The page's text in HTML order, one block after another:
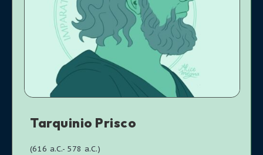
Tarquinio Prisco
(616 a.C.- 578 a.C.)